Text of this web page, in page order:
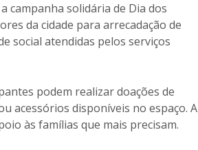
campanha solidária de Dia dos
da cidade para arrecadação de
social atendidas pelos serviços
podem realizar doações de
acessórios disponíveis no espaço. A
às famílias que mais precisam.